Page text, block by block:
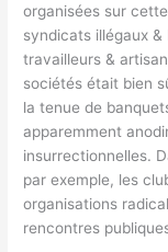
organisées sur
syndicats illégaux
travailleurs &
sociétés était bien
la tenue de
apparemment
insurrectionnelles.
par exemple, les
organisations
rencontres